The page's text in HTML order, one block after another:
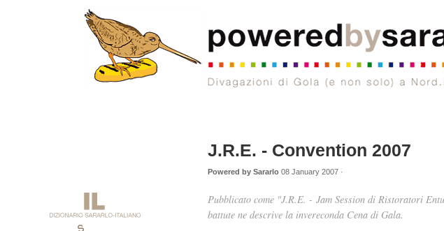
J.R.E. - Convention 2007
Powered by Sararlo08 January 2007 ·
Pubblicato come "J.R.E. - Jam Session di Ristoratori
battute ne descrive la invereconda Cena di Gala.